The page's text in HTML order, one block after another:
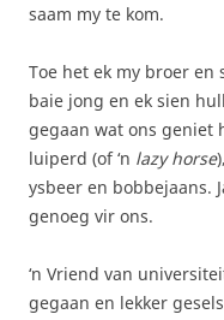
saam my te kom.
Toe het ek my broer en
baie jong en ek sien
gegaan wat ons geniet
luiperd (of ‘n lazy horse
ysbeer en bobbejaans.
genoeg vir ons.
‘n Vriend van
gegaan en lekker